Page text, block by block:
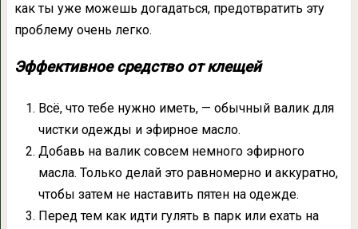
как ты уже можешь догадаться, предотвратить эту
проблему очень легко.
Эффективное средство от клещей
Всё, что тебе нужно иметь, — обычный валик для
чистки одежды и эфирное масло.
Добавь на валик совсем немного эфирного
масла. Только делай это равномерно и аккуратно,
чтобы затем не наставить пятен на одежде.
Перед тем как идти гулять в парк или ехать на